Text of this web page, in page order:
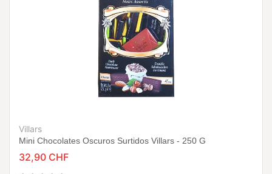
Villars
Mini Chocolates Oscuros Surtidos Villars - 250 G
32,90 CHF